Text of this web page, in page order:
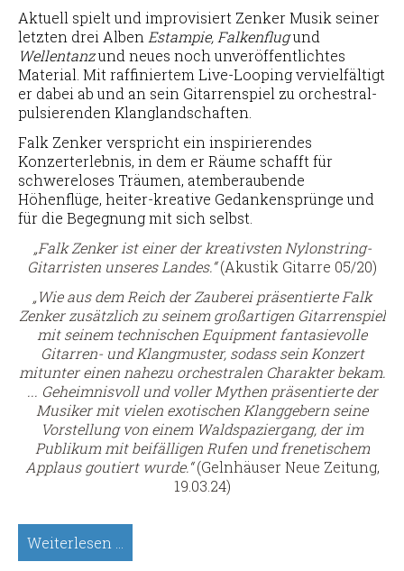
Aktuell spielt und improvisiert Zenker Musik seiner
letzten drei Alben Estampie, Falkenflugund
Wellentanzund neues noch unveröffentlichtes
Material. Mit raffiniertem Live-Looping vervielfältigt
er dabei ab und an sein Gitarrenspiel zu orchestral-
pulsierenden Klanglandschaften.
Falk Zenker verspricht ein inspirierendes
Konzerterlebnis, in dem er Räume schafft für
schwereloses Träumen, atemberaubende
Höhenflüge, heiter-kreative Gedankensprünge und
für die Begegnung mit sich selbst.
„Falk Zenker ist einer der kreativsten Nylonstring-
Gitarristen unseres Landes.“(Akustik Gitarre 05/20)
„Wie aus dem Reich der Zauberei präsentierte Falk
Zenker zusätzlich zu seinem großartigen Gitarrenspiel
mit seinem technischen Equipment fantasievolle
Gitarren- und Klangmuster, sodass sein Konzert
mitunter einen nahezu orchestralen Charakter bekam.
... Geheimnisvoll und voller Mythen präsentierte der
Musiker mit vielen exotischen Klanggebern seine
Vorstellung von einem Waldspaziergang, der im
Publikum mit beifälligen Rufen und frenetischem
Applaus goutiert wurde.“(Gelnhäuser Neue Zeitung,
19.03.24)
Weiterlesen …
Falk
Zenker